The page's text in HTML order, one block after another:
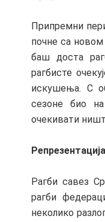
Припремни
почне са
баш доста
рагбисте
искушења. С
сезоне био
очекивати ништ
Рагби савез
рагби
неколико